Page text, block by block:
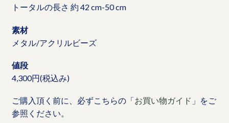
トータルの長さ 約 42 cm-50 cm
素材
メタル/アクリルビーズ
値段
4,300円(税込み)
ご購入頂く前に、必ずこちらの「お買い物ガイド 」をご
参照ください。